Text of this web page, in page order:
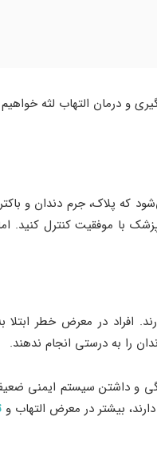
و درمان التهاب لثه
که پلاک، جرم دندان و
با موفقیت کنترل کنید.
بزرگسالان بالای 30 سال نوعی بیماری لثه
را به درستی انجام ندهند.
و داشتن سیستم ایمنی ضعیف
بیشتر در معرض التهاب و